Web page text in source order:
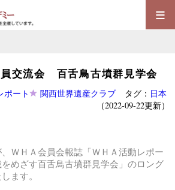
≡
交流会 百舌鳥古墳群見学会
ポート 関西世界遺産クラブタグ： 日本
（2022-09-22更新）
ＷＨＡ会員会報誌「ＷＨＡ活動レポー
をめざす百舌鳥古墳群見学会」のロング
ます。